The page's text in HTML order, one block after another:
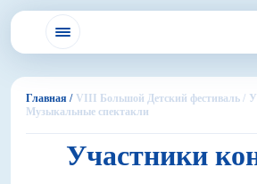
Главная / VIII Большой Детский фестиваль /
Музыкальные спектакли
Участники